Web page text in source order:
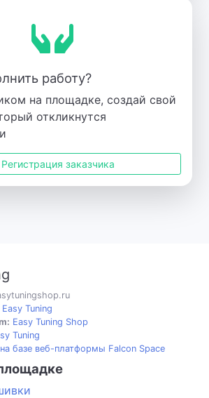
работу?
на площадке, создай свой
откликнутся
заказчика
Easy Tuning
Easy Tuning Shop
Tuning
базе веб-платформы Falcon Space